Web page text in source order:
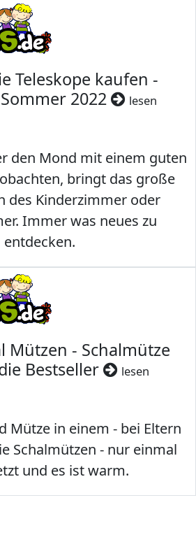
Teleskope kaufen -
2022
lesen
den Mond mit einem guten
bringt das große
des Kinderzimmer oder
Immer was neues zu
entdecken.
Mützen - Schalmütze
Bestseller
lesen
Mütze in einem - bei Eltern
Schalmützen - nur einmal
und es ist warm.